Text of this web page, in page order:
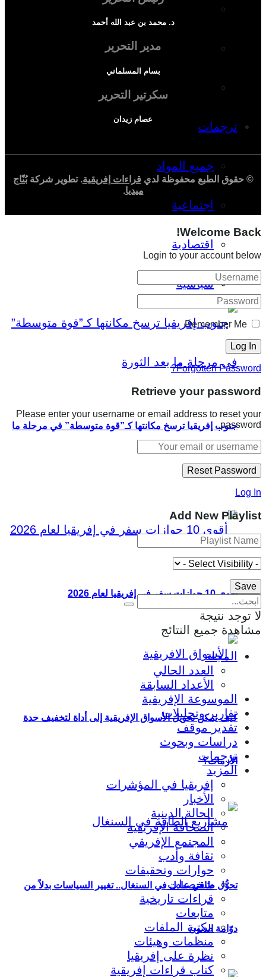
دراسة سياسية
دراسة اجتماعية
دراسة اقتصادية
ترجمات
جميع المواد
اجتماعية
اقتصادية
سياسية
جنوب إفريقيا ترسخ مكانتها كـ”قوة متوسطة” في مرحلة ما
بعد الثورة
أقوى 10 جوازات سفر في إفريقيا لعام 2026
كيف يمكن تحويل الأسواق الإفريقية إلى أداة لتخفيف حدة
الأزمات؟
تحوُّل طاقي عادل في السنغال.. تغيير السياسات بدلاً من
دوّامة الديون
د. محمد بن عبد الله أحمد
مدير التحرير
بسام المسلماني
سكرتير التحرير
عصام زيدان
© حقوق الطبع محفوظة لدي قراءات إفريقية. تطوير شركةبُنّاج
ميديا.
Welcome Back!
Login to your account below
Remember Me
Forgotten Password?
Retrieve your password
Please enter your username or email address to reset your
password.
Log In
Add New Playlist
لا توجد نتيجة
مشاهدة جميع النتائج
المجلة
العدد الحالي
الأعداد السابقة
الموسوعة الإفريقية
تقارير وتحليلات
تقدير موقف
دراسات وبحوث
ترجمات
المزيد
إفريقيا في المؤشرات
الأخبار
الحالة الدينية
الصحافة الإفريقية
المجتمع الإفريقي
ثقافة وأدب
حوارات وتحقيقات
شخصيات
قراءات تاريخية
متابعات
مكتبة الملفات
منظمات وهيئات
نظرة على إفريقيا
كتاب قراءات إفريقية